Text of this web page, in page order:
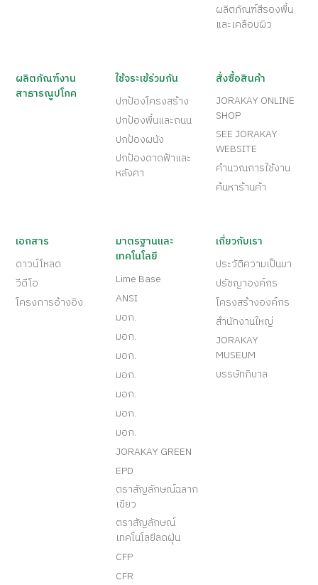
ผลิตภัณฑ์สีรองพื้น
และเคลือบผิว
ผลิตภัณฑ์งาน
สาธารณูปโภค
ใช้จระเข้ร่วมกัน
ปกป้องโครงสร้าง
ปกป้องพื้นและถนน
ปกป้องผนัง
ปกป้องดาดฟ้าและ
หลังคา
สั่งซื้อสินค้า
JORAKAY ONLINE
SHOP
SEE JORAKAY
WEBSITE
คำนวณการใช้งาน
ค้นหาร้านค้า
เอกสาร
ดาวน์โหลด
วีดีโอ
โครงการอ้างอิง
มาตรฐานและ
เทคโนโลยี
Lime Base
ANSI
มอก.
มอก.
มอก.
มอก.
มอก.
มอก.
มอก.
JORAKAY GREEN
EPD
ตราสัญลักษณ์ฉลาก
เขียว
ตราสัญลักษณ์
เทคโนโลยีลดฝุ่น
CFP
CFR
เกี่ยวกับเรา
ประวัติความเป็นมา
ปรัชญาองค์กร
โครงสร้างองค์กร
สำนักงานใหญ่
JORAKAY
MUSEUM
บรรษัทภิบาล